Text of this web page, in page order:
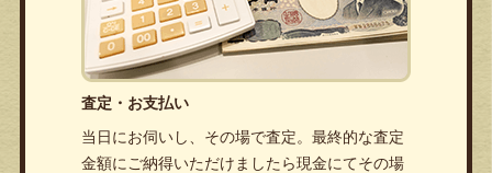
査定・お支払い
当日にお伺いし、その場で査定。最終的な査定
金額にご納得いただけましたら現金にてその場